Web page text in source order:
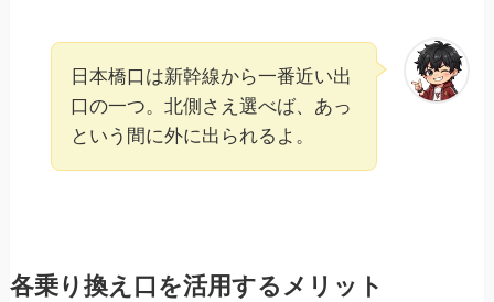
日本橋口は新幹線から一番近い出
口の一つ。北側さえ選べば、あっ
という間に外に出られるよ。
各乗り換え口を活用するメリット